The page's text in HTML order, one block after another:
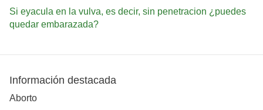
Si eyacula en la vulva, es decir, sin penetracion ¿puedes
quedar embarazada?
Información destacada
Aborto